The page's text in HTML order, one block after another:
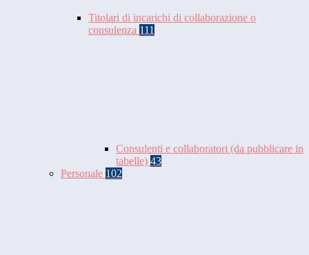
Titolari di incarichi di collaborazione o
consulenza 111
Consulenti e collaboratori (da pubblicare in
tabelle) 43
Personale 102